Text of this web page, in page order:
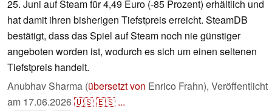
25. Juni auf Steam für 4,49 Euro (-85 Prozent) erhältlich und
hat damit ihren bisherigen Tiefstpreis erreicht. SteamDB
bestätigt, dass das Spiel auf Steam noch nie günstiger
angeboten worden ist, wodurch es sich um einen seltenen
Tiefstpreis handelt.
Anubhav Sharma (übersetzt von Enrico Frahn), Veröffentlicht
am 17.06.2026🇺🇸🇪🇸 ...